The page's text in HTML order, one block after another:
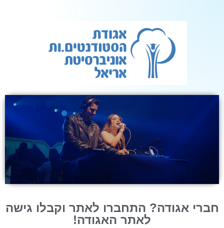
חברי אגודה? התחברו לאתר וקבלו גישה
לאתר האגודה!